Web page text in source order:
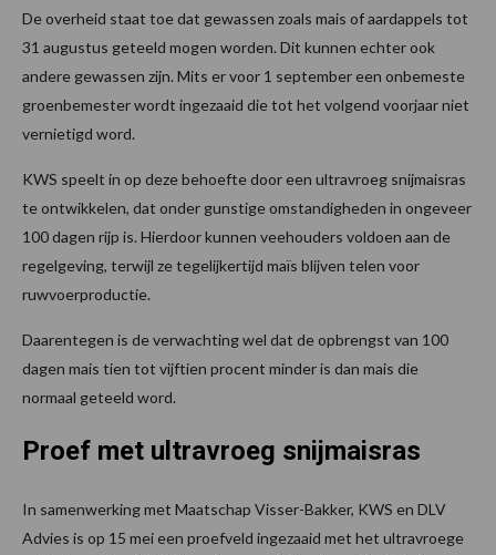
De overheid staat toe dat gewassen zoals mais of aardappels tot
31 augustus geteeld mogen worden. Dit kunnen echter ook
andere gewassen zijn. Mits er voor 1 september een onbemeste
groenbemester wordt ingezaaid die tot het volgend voorjaar niet
vernietigd word.
KWS speelt in op deze behoefte door een ultravroeg snijmaisras
te ontwikkelen, dat onder gunstige omstandigheden in ongeveer
100 dagen rijp is. Hierdoor kunnen veehouders voldoen aan de
regelgeving, terwijl ze tegelijkertijd maïs blijven telen voor
ruwvoerproductie.
Daarentegen is de verwachting wel dat de opbrengst van 100
dagen mais tien tot vijftien procent minder is dan mais die
normaal geteeld word.
Proef met ultravroeg snijmaisras
In samenwerking met Maatschap Visser-Bakker, KWS en DLV
Advies is op 15 mei een proefveld ingezaaid met het ultravroege